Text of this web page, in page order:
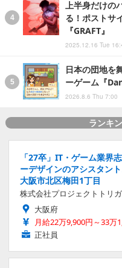
上半身だけの
る！ポストサ
『GRAFT』
2025.12.16 Tue
日本の団地を
ーゲーム『
2026.8.6 Thu 7:00
ランキ
「27卒」IT・ゲーム業界
ーデザインのアシスタン
大阪市北区梅田1丁目
株式会社プロジェクトトリ
大阪府
月給22万9,900円～33万
正社員